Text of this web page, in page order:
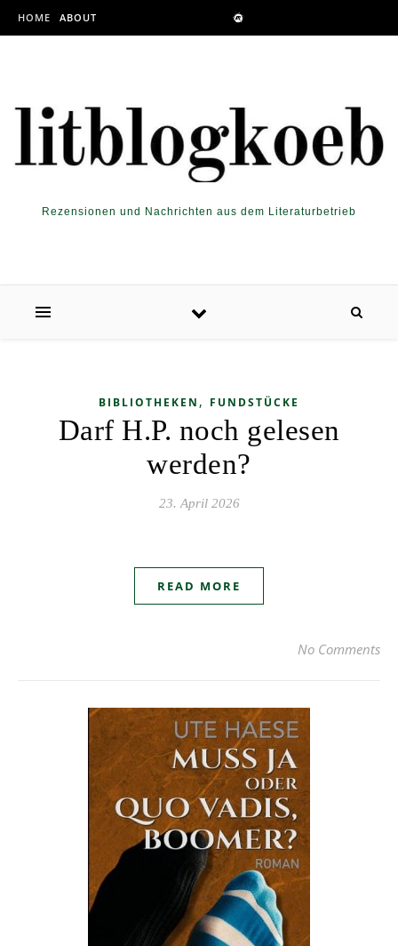
Skip to content
HOME ABOUT
Rezensionen und Nachrichten aus dem Literaturbetrieb
BIBLIOTHEKEN , FUNDSTÜCKE
Darf H.P. noch gelesen
werden?
23. April 2026
READ MORE
No Comments